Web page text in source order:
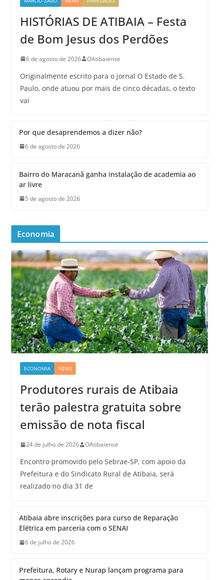
HISTÓRIAS DE ATIBAIA – Festa
de Bom Jesus dos Perdões
6 de agosto de 2026 OAtibaiense
Originalmente escrito para o jornal O Estado de S.
Paulo, onde atuou por mais de cinco décadas, o texto
vai
Por que desaprendemos a dizer não?
6 de agosto de 2026
Bairro do Maracanã ganha instalação de academia ao
ar livre
5 de agosto de 2026
Economia
ECONOMIA NEWS
Produtores rurais de Atibaia
terão palestra gratuita sobre
emissão de nota fiscal
24 de julho de 2026 OAtibaiense
Encontro promovido pelo Sebrae-SP, com apoio da
Prefeitura e do Sindicato Rural de Atibaia, será
realizado no dia 31 de
Atibaia abre inscrições para curso de Reparação
Elétrica em parceria com o SENAI
6 de julho de 2026
Prefeitura, Rotary e Nurap lançam programa para